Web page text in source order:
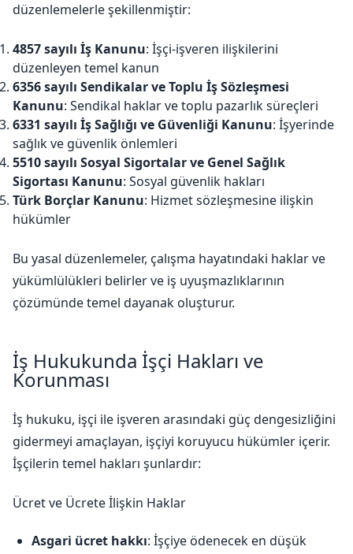
düzenlemelerle şekillenmiştir:
4857 sayılı İş Kanunu: İşçi-işveren ilişkilerini
düzenleyen temel kanun
6356 sayılı Sendikalar ve Toplu İş Sözleşmesi
Kanunu: Sendikal haklar ve toplu pazarlık süreçleri
6331 sayılı İş Sağlığı ve Güvenliği Kanunu: İşyerinde
sağlık ve güvenlik önlemleri
5510 sayılı Sosyal Sigortalar ve Genel Sağlık
Sigortası Kanunu: Sosyal güvenlik hakları
Türk Borçlar Kanunu: Hizmet sözleşmesine ilişkin
hükümler
Bu yasal düzenlemeler, çalışma hayatındaki haklar ve
yükümlülükleri belirler ve iş uyuşmazlıklarının
çözümünde temel dayanak oluşturur.
İş Hukukunda İşçi Hakları ve
Korunması
İş hukuku, işçi ile işveren arasındaki güç dengesizliğini
gidermeyi amaçlayan, işçiyi koruyucu hükümler içerir.
İşçilerin temel hakları şunlardır:
Ücret ve Ücrete İlişkin Haklar
Asgari ücret hakkı: İşçiye ödenecek en düşük